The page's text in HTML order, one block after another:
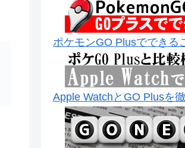
ポケモンGO Plusでできる
Apple WatchとGO Plusを